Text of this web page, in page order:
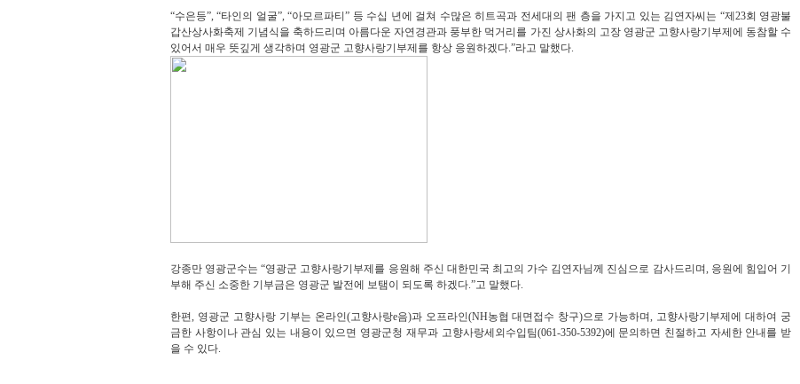
“수은등”, “타인의 얼굴”, “아모르파티” 등 수십 년에 걸쳐 수많은 히트곡과 전세대의 팬 층을 가지고 있는 김연자씨는 “제23회 영광불
갑산상사화축제 기념식을 축하드리며 아름다운 자연경관과 풍부한 먹거리를 가진 상사화의 고장 영광군 고향사랑기부제에 동참할 수
있어서 매우 뜻깊게 생각하며 영광군 고향사랑기부제를 항상 응원하겠다.”라고 말했다.
강종만 영광군수는 “영광군 고향사랑기부제를 응원해 주신 대한민국 최고의 가수 김연자님께 진심으로 감사드리며, 응원에 힘입어 기
부해 주신 소중한 기부금은 영광군 발전에 보탬이 되도록 하겠다.”고 말했다.
한편, 영광군 고향사랑 기부는 온라인(고향사랑e음)과 오프라인(NH농협 대면접수 창구)으로 가능하며, 고향사랑기부제에 대하여 궁
금한 사항이나 관심 있는 내용이 있으면 영광군청 재무과 고향사랑세외수입팀(061-350-5392)에 문의하면 친절하고 자세한 안내를 받
을 수 있다.